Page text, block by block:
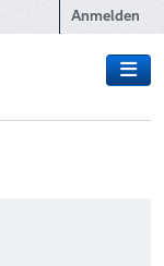
Anmelden